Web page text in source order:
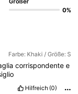
0%
Farbe: Khaki / Größe: S
corrispondente e
Hilfreich (0)